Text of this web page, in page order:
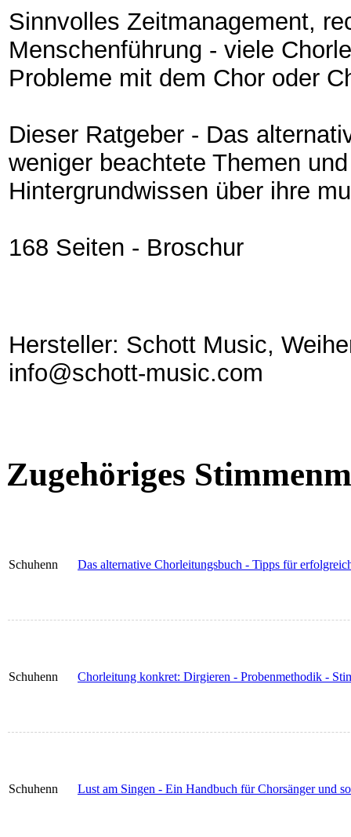
Sinnvolles Zeitmanagement,
Menschenführung - viele
Probleme mit dem Chor oder
Dieser Ratgeber - Das
weniger beachtete Themen
Hintergrundwissen über ihre
168 Seiten - Broschur
Hersteller: Schott Music,
info@schott-music.com
Zugehöriges
Schuhenn Das alternative Chorleitungsbuch - Tipps für
Schuhenn Chorleitung konkret: Dirgieren - Probenmethodik -
Schuhenn Lust am Singen - Ein Handbuch für Chorsänger und